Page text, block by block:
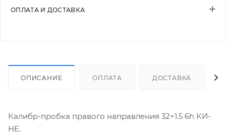
ОПЛАТА И ДОСТАВКА
ОПИСАНИЕ ОПЛАТА ДОСТАВКА
Калибр-пробка правого направления 32×1.5 6h КИ-
НЕ.